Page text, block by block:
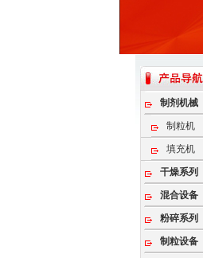
制剂机械
制粒机
填充机
干燥系列
混合设备
粉碎系列
制粒设备